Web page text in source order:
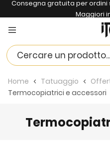
Consegna gratuita per ordini
Maggiori
Home Tatuaggio
Termocopiatrici e accessori